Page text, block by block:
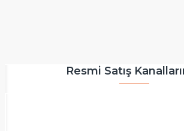
Resmi Satış